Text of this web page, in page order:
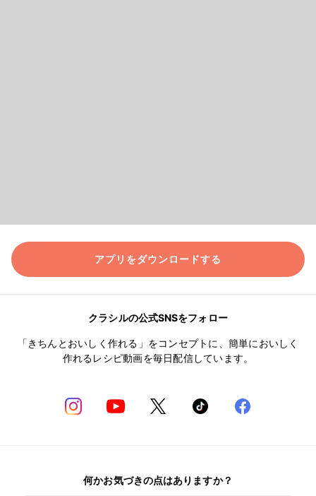
アプリをダウンロードする
クラシルの公式SNSをフォロー
「きちんとおいしく作れる」をコンセプトに、簡単においしく
作れるレシピ動画を毎日配信しています。
何かお気づきの点はありますか？